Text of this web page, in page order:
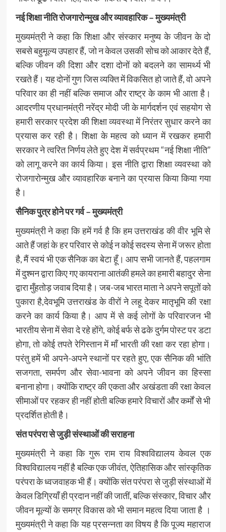
नई शिक्षा नीति रोजगारोन्मुख और व्यावहारिक – मुख्यमंत्री
मुख्यमंत्री ने कहा कि शिक्षा और संस्कार मनुष्य के जीवन के दो
सबसे बहुमूल्य उपहार हैं, जो न केवल उसकी सोच को आकार देते हैं,
बल्कि जीवन की दिशा और दशा दोनों को बदलने का सामर्थ्य भी
रखते हैं। यह दोनों गुण जिस व्यक्ति में विकसित हो जाते हैं, वो अपने
परिवार का ही नहीं बल्कि समाज और राष्ट्र के काम भी आता है।
आदरणीय प्रधानमंत्री नरेंद्र मोदी जी के मार्गदर्शन एवं सहयोग से
हमारी सरकार प्रदेश की शिक्षा व्यवस्था में निरंतर सुधार करने का
प्रयास कर रही है। शिक्षा के महत्व को ध्यान में रखकर हमारी
सरकार ने त्वरित निर्णय लेते हुए देश में सर्वप्रथम “नई शिक्षा नीति”
को लागू करने का कार्य किया। इस नीति द्वारा शिक्षा व्यवस्था को
रोजगारोन्मुख और व्यावहारिक बनाने का प्रयास किया किया गया
है।
सैनिक पुत्र होने पर गर्व – मुख्यमंत्री
मुख्यमंत्री ने कहा कि हमें गर्व है कि हम उत्तराखंड की वीर भूमि से
आते हैं जहां के हर परिवार से कोई न कोई सदस्य सेना में जरूर होता
है, मैं स्वयं भी एक सैनिक का बेटा हूँ। आप सभी जानते हैं, पहलगाम
में दुश्मन द्वारा किए गए कायराना आतंकी हमले का हमारी बहादुर सेना
द्वारा मुँहतोड़ जवाब दिया है। जब-जब भारत माता ने अपने सपूतों को
पुकारा है,देवभूमि उत्तराखंड के वीरों ने लहू देकर मातृभूमि की रक्षा
करने का कार्य किया है। आप में से कई लोगों के परिवारजन भी
भारतीय सेना में सेवा दे रहे होंगे, कोई बर्फ से ढके दुर्गम पोस्ट पर डटा
होगा, तो कोई तपते रेगिस्तान में माँ भारती की रक्षा कर रहा होगा।
परंतु हमें भी अपने-अपने स्थानों पर रहते हुए, एक सैनिक की भांति
सजगता, समर्पण और सेवा-भावना को अपने जीवन का हिस्सा
बनाना होगा। क्योंकि राष्ट्र की एकता और अखंडता की रक्षा केवल
सीमाओं पर रहकर ही नहीं होती बल्कि हमारे विचारों और कर्मों से भी
प्रदर्शित होती है।
संत परंपरा से जुड़ी संस्थाओं की सराहना
मुख्यमंत्री ने कहा कि गुरू राम राय विश्वविद्यालय केवल एक
विश्वविद्यालय नहीं है बल्कि एक जीवंत, ऐतिहासिक और सांस्कृतिक
परंपरा के ध्वजवाहक भी हैं। क्योंकि संत परंपरा से जुड़ी संस्थाओं में
केवल डिग्रियाँ ही प्रदान नहीं की जातीं, बल्कि संस्कार, विचार और
जीवन मूल्यों के समग्र विकास को भी समान महत्व दिया जाता है ।
मुख्यमंत्री ने कहा कि यह प्रसन्नता का विषय है कि पूज्य महाराज